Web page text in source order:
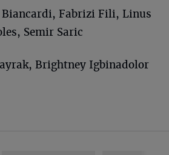
Fabrizi Fili, Linus
Semir Saric
Brightney Igbinadolor